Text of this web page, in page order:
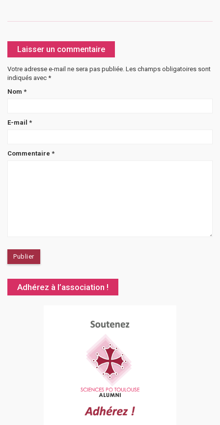
Laisser un commentaire
Votre adresse e-mail ne sera pas publiée. Les champs obligatoires sont
indiqués avec *
Nom *
E-mail *
Commentaire *
Adhérez à l’association !